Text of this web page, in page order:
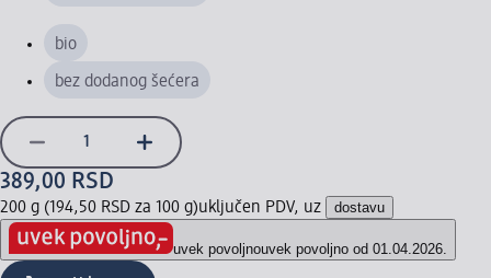
bio
bez dodanog šećera
389,00 RSD
200 g (194,50 RSD za 100 g)uključen PDV, uz dostavu
uvek povoljnouvek povoljno od 01.04.2026.